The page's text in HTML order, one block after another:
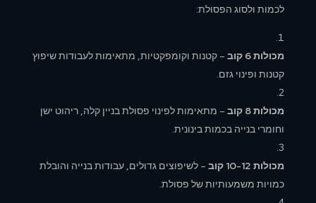
לכמות ולסוג הפסולת:
מכולות 6 קוב
– קטנות וקומפקטיות, מתאימות לעבודות שיפוץ
קטנות ופינוי גזם.
מכולות 8 קוב
– מתאימות לפינוי פסולת בניין קלה, ריהוט ישן
וחומרי בנייה בכמות בינונית.
מכולות 10-12 קוב
– לשיפוצים גדולים, עבודות בנייה והובלת
כמויות משמעותיות של פסולת.